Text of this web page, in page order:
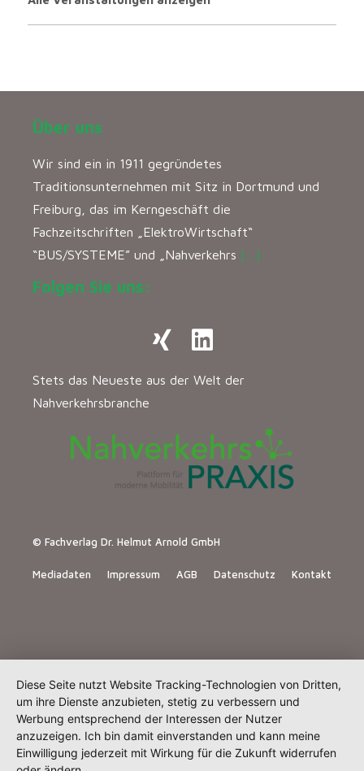
Über uns
Wir sind ein in 1911 gegründetes
Traditionsunternehmen mit Sitz in Dortmund und
Freiburg, das im Kerngeschäft die
Fachzeitschriften „ElektroWirtschaft“
“BUS/SYSTEME” und „Nahverkehrs […]
Folgen Sie uns:
Stets das Neueste aus der Welt der
Nahverkehrsbranche
© Fachverlag Dr. Helmut Arnold GmbH
Mediadaten Impressum AGB Datenschutz Kontakt
Diese Seite nutzt Website Tracking-Technologien von Dritten,
um ihre Dienste anzubieten, stetig zu verbessern und
Werbung entsprechend der Interessen der Nutzer
anzuzeigen. Ich bin damit einverstanden und kann meine
Einwilligung jederzeit mit Wirkung für die Zukunft widerrufen